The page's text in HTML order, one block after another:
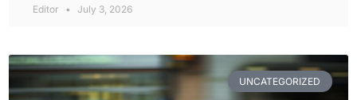
Editor July 3, 2026
UNCATEGORIZED